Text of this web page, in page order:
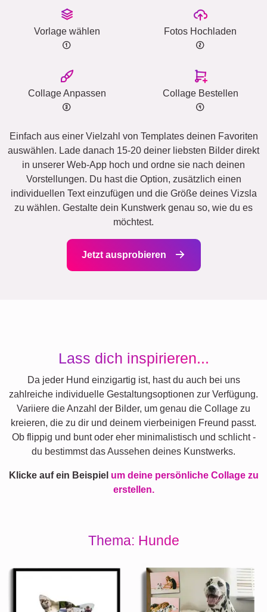
Vorlage wählen Fotos Hochladen
Collage Anpassen Collage Bestellen
Einfach aus einer Vielzahl von Templates deinen Favoriten
auswählen. Lade danach 15-20 deiner liebsten Bilder direkt
in unserer Web-App hoch und ordne sie nach deinen
Vorstellungen. Du hast die Option, zusätzlich einen
individuellen Text einzufügen und die Größe deines Vizsla
zu wählen. Gestalte dein Kunstwerk genau so, wie du es
möchtest.
Jetzt ausprobieren
Lass dich inspirieren...
Da jeder Hund einzigartig ist, hast du auch bei uns
zahlreiche individuelle Gestaltungsoptionen zur Verfügung.
Variiere die Anzahl der Bilder, um genau die Collage zu
kreieren, die zu dir und deinem vierbeinigen Freund passt.
Ob flippig und bunt oder eher minimalistisch und schlicht -
du bestimmst das Aussehen deines Kunstwerks.
Klicke auf ein Beispiel um deine persönliche Collage zu
erstellen.
Thema: Hunde